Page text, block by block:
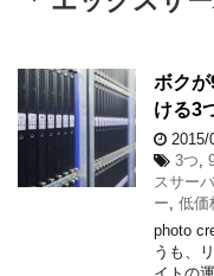
ボク
ける3
2015/
3つ
スサー
ー 低価
photo
うも、